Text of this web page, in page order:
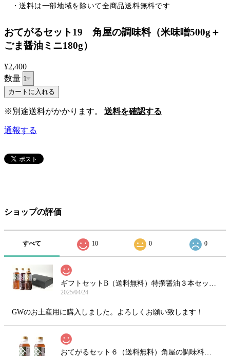
・送料は一部地域を除いて全商品送料無料です
おてがるセット19 角屋の調味料（米味噌500g＋
ごま醤油ミニ180g）
¥2,400
数量
※別途送料がかかります。 送料を確認する
通報する
ショップの評価
すべて 10 0 0
ギフトセットB（送料無料）特撰醤油３本セット（だし醤油300ml＋ごま醤油360g＋野菜だれ300ml）
2025/04/24
GWのお土産用に購入しました。よろしくお願い致します！
おてがるセット６（送料無料）角屋の調味料（野菜だれ300ml×2本）